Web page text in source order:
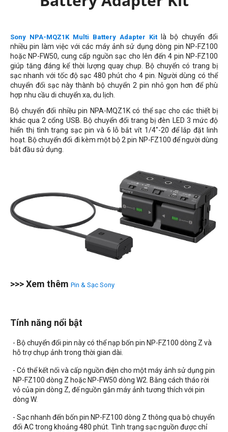
Sony NPA-MQZ1K Multi Battery Adapter Kit là bộ chuyển đổi
nhiều pin làm việc với các máy ảnh sử dụng dòng pin NP-FZ100
hoặc NP-FW50, cung cấp nguồn sạc cho lên đến 4 pin NP-FZ100
giúp tăng đáng kể thời lượng quay chụp. Bộ chuyển có trang bị
sạc nhanh với tốc độ sạc 480 phút cho 4 pin. Người dùng có thể
chuyển đổi sạc này thành bộ chuyển 2 pin nhỏ gọn hơn để phù
hợp nhu cầu di chuyển xa, du lịch.
Bộ chuyển đổi nhiều pin NPA-MQZ1K có thể sạc cho các thiết bị
khác qua 2 cổng USB. Bộ chuyển đổi trang bị đèn LED 3 mức độ
hiển thị tình trạng sạc pin và 6 lỗ bắt vít 1/4"-20 để lắp đặt linh
hoạt. Bộ chuyển đổi đi kèm một bộ 2 pin NP-FZ100 để người dùng
bắt đầu sử dụng.
>>> Xem thêm Pin & Sạc Sony
Tính năng nổi bật
- Bộ chuyển đổi pin này có thể nạp bốn pin NP-FZ100 dòng Z và
hỗ trợ chụp ảnh trong thời gian dài.
- Có thể kết nối và cấp nguồn điện cho một máy ảnh sử dụng pin
NP-FZ100 dòng Z hoặc NP-FW50 dòng W2. Bằng cách tháo rời
vỏ của pin dòng Z, đế nguồn gắn máy ảnh tương thích với pin
dòng W.
- Sạc nhanh đến bốn pin NP-FZ100 dòng Z thông qua bộ chuyển
đổi AC trong khoảng 480 phút. Tình trạng sạc nguồn được chỉ